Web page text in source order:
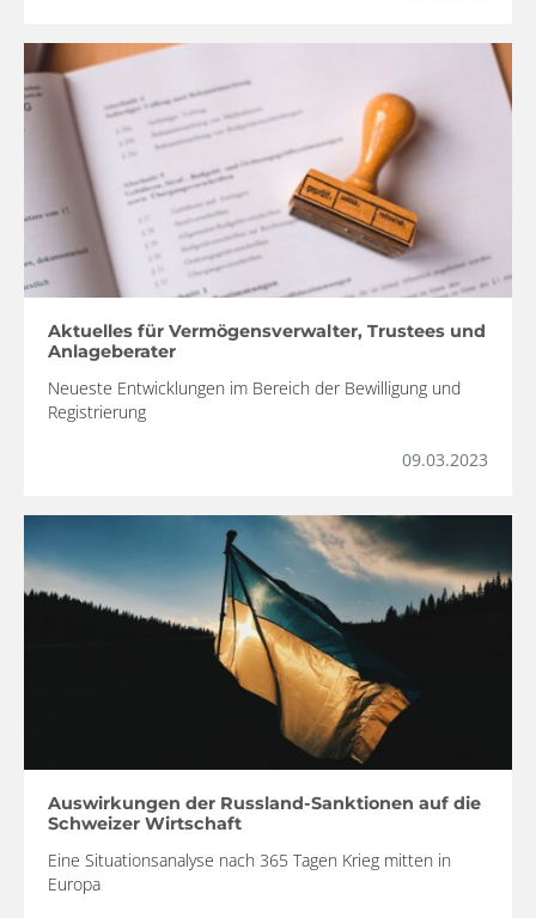
Aktuelles für Vermögensverwalter, Trustees und
Anlageberater
Neueste Entwicklungen im Bereich der Bewilligung und
Registrierung
09.03.2023
Auswirkungen der Russland-Sanktionen auf die
Schweizer Wirtschaft
Eine Situationsanalyse nach 365 Tagen Krieg mitten in
Europa